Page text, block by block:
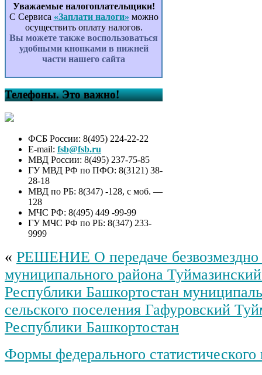
Уважаемые налогоплательщики!
С Сервиса «Заплати налоги» можно
осуществить оплату налогов.
Вы можете также воспользоваться
удобными кнопками в нижней
части нашего сайта
Телефоны. Это важно!
ФСБ России: 8(495) 224-22-22
E-mail: fsb@fsb.ru
МВД России: 8(495) 237-75-85
ГУ МВД РФ по ПФО: 8(3121) 38-
28-18
МВД по РБ: 8(347) -128, с моб. —
128
МЧС РФ: 8(495) 449 -99-99
ГУ МЧС РФ по РБ: 8(347) 233-
9999
« РЕШЕНИЕ О передаче безвозмездно
муниципального района
Республики Башкортостан
сельского поселения Гафуровский
Республики Башкортостан
Формы федерального